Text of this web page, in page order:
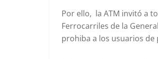
Por ello, la ATM invitó a
Ferrocarriles de la
prohiba a los usuarios